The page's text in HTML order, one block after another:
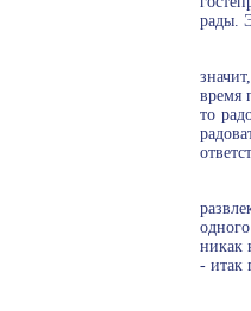
рады.
время
то
никак
- итак